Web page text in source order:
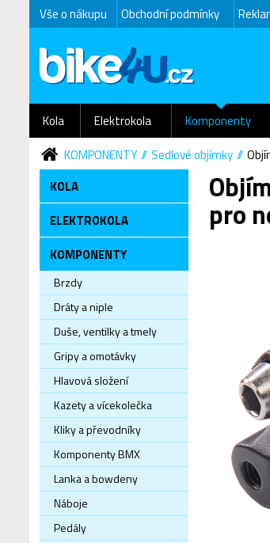
Vše o nákupu Obchodní podmínky
Kola Elektrokola Komponenty
KOMPONENTY
Sedlové objímky
KOLA
ELEKTROKOLA
KOMPONENTY
Brzdy
Dráty a niple
Duše, ventilky a tmely
Gripy a omotávky
Hlavová složení
Kazety a vícekolečka
Kliky a převodníky
Komponenty BMX
Lanka a bowdeny
Náboje
Pedály
pro